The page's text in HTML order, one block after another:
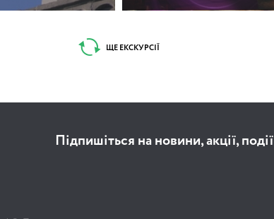
ЩЕ ЕКСКУРСІЇ
Підпишіться на новини, акції, події